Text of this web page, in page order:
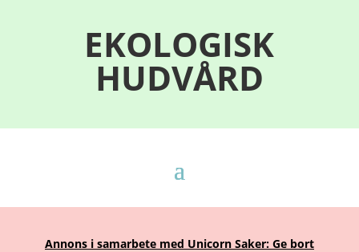
EKOLOGISK
HUDVÅRD
Annons i samarbete med Unicorn Saker: Ge bort